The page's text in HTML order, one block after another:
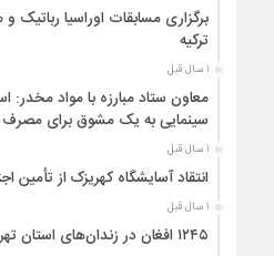
ترکیه
1 سال قبل
معاون ستاد مبارزه با مواد مخدر:
سینمایی به یک مشوق برای
1 سال قبل
انتقاد آسایشگاه کهریزک از تأمین
1 سال قبل
۱۲۴۵ افغان در زندان‌های استان تهران محبوس هستند